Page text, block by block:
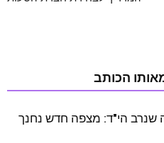
הכותב
שנרב הי"ד: מצפה חדש נחנך